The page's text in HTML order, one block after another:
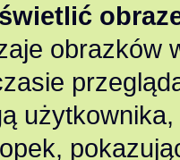
obrazków